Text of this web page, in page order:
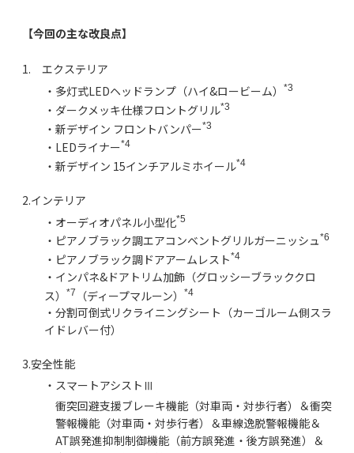
【今回の主な改良点】
1. エクステリア
・多灯式LEDヘッドランプ（ハイ&ロービーム）
*3
・ダークメッキ仕様フロントグリル*3
・新デザイン フロントバンパー*3
・LEDライナー*4
・新デザイン 15インチアルミホイール*4
2.インテリア
・オーディオパネル小型化*5
・ピアノブラック調エアコンベントグリルガーニッシュ*6
・ピアノブラック調ドアアームレスト*4
・インパネ&ドアトリム加飾（グロッシーブラッククロ
ス）
*7 （ディープマルーン） *4
・分割可倒式リクライニングシート（カーゴルーム側スラ
イドレバー付）
3.安全性能
・スマートアシストⅢ
衝突回避支援ブレーキ機能（対車両・対歩行者）＆衝突
警報機能（対車両・対歩行者）＆車線逸脱警報機能＆
AT誤発進抑制制御機能（前方誤発進・後方誤発進）＆